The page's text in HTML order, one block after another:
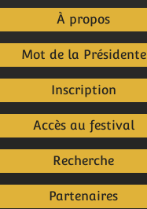
À propos
Mot de la Présidente
Inscription
Accès au festival
Recherche
Partenaires